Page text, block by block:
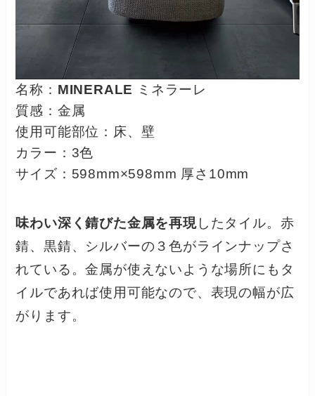
名称： MINERALE ミネラーレ
質感：金属
使用可能部位：床、壁
カラー：3色
サイズ：598mm×598mm 厚さ10mm
味わい深く錆びた金属を再現したタイル。赤
錆、黒錆、シルバーの３色がラインナップさ
れている。金属が使えないような場所にもタ
イルであれば使用可能なので、表現の幅が広
がります。